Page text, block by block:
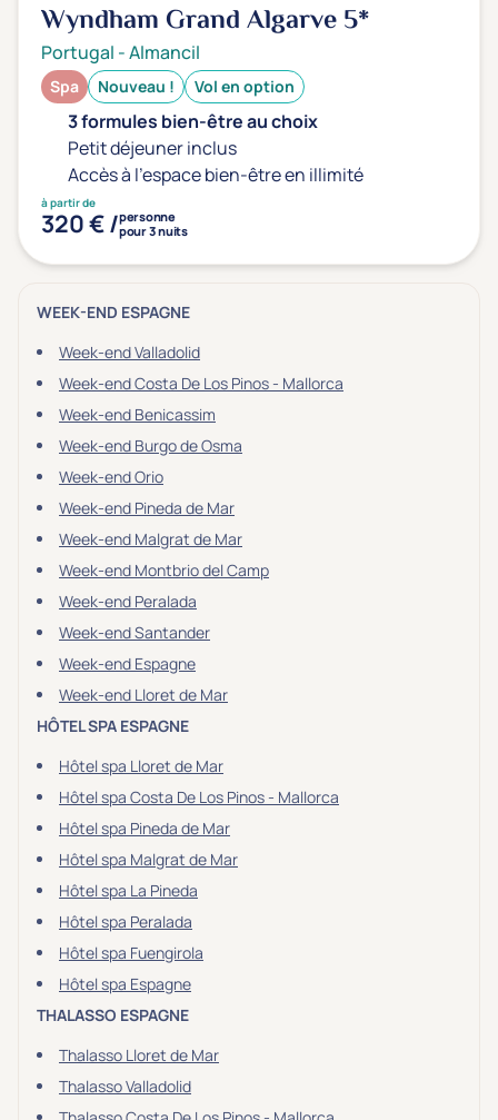
Wyndham Grand Algarve5*
Portugal -Almancil
Spa Nouveau ! Vol en option
3 formules bien-être au choix
Petit déjeuner inclus
Accès à l'espace bien-être en illimité
à partir de
320 € /personne
pour 3 nuits
WEEK-END ESPAGNE
Week-end Valladolid
Week-end Costa De Los Pinos - Mallorca
Week-end Benicassim
Week-end Burgo de Osma
Week-end Orio
Week-end Pineda de Mar
Week-end Malgrat de Mar
Week-end Montbrio del Camp
Week-end Peralada
Week-end Santander
Week-end Espagne
Week-end Lloret de Mar
HÔTEL SPA ESPAGNE
Hôtel spa Lloret de Mar
Hôtel spa Costa De Los Pinos - Mallorca
Hôtel spa Pineda de Mar
Hôtel spa Malgrat de Mar
Hôtel spa La Pineda
Hôtel spa Peralada
Hôtel spa Fuengirola
Hôtel spa Espagne
THALASSO ESPAGNE
Thalasso Lloret de Mar
Thalasso Valladolid